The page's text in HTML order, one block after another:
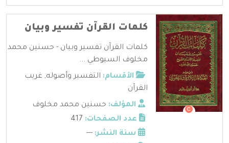
كلمات القرآن تفسير وبيان
كلمات القرآن تفسير وبيان - حسنين محمد
مخلوف السيوطي ...
الأقسام: التفسير وأصوله, غريب
القرآن
المؤلف: حسنين محمد مخلوف
عدد الصفحات:
سنة النشر: ---